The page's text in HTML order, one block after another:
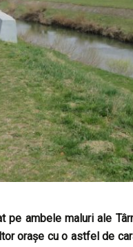
pe ambele maluri ale
orașe cu o astfel de